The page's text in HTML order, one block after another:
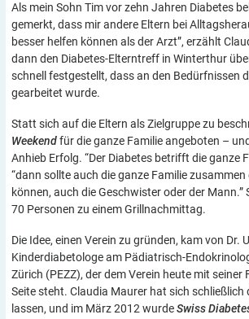
Als mein Sohn Tim vor zehn Jahren Diabetes
gemerkt, dass mir andere Eltern bei
besser helfen können als der Arzt”, erzählt
dann den Diabetes-Elterntreff in Winterthur
schnell festgestellt, dass an den Bedürfnissen
gearbeitet wurde.
Statt sich auf die Eltern als Zielgruppe zu
Weekendfür die ganze Familie angeboten –
Anhieb Erfolg. “Der Diabetes betrifft die ganze
“dann sollte auch die ganze Familie zusammen
können, auch die Geschwister oder der Mann.”
70 Personen zu einem Grillnachmittag.
Die Idee, einen Verein zu gründen, kam von Dr.
Kinderdiabetologe am Pädiatrisch-
Zürich (PEZZ), der dem Verein heute mit seiner
Seite steht. Claudia Maurer hat sich schließlich
lassen, und im März 2012 wurdeSwiss